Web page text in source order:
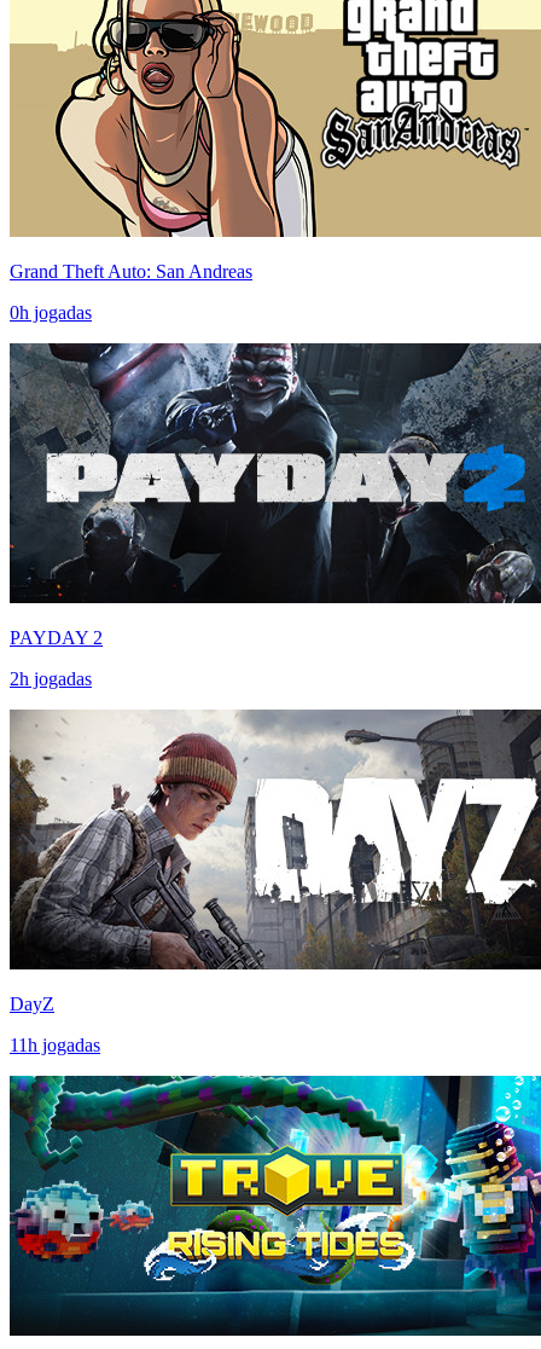
Grand Theft Auto: San Andreas
0h jogadas
PAYDAY 2
2h jogadas
DayZ
11h jogadas